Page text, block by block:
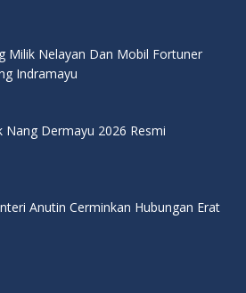
Milik Nelayan Dan Mobil Fortuner
Indramayu
Nang Dermayu 2026 Resmi
Anutin Cerminkan Hubungan Erat